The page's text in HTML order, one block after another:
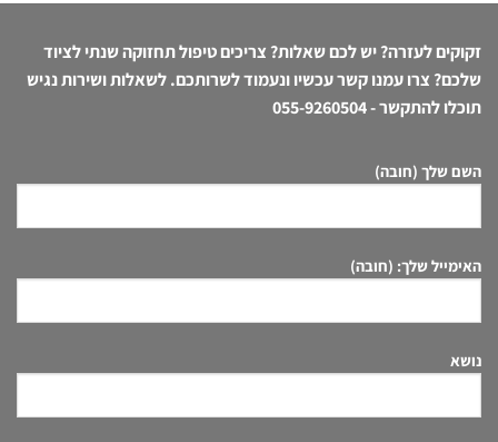
זקוקים לעזרה? יש לכם שאלות? צריכים טיפול תחזוקה שנתי לציוד
שלכם? צרו עמנו קשר עכשיו ונעמוד לשרותכם. לשאלות ושירות נגיש
תוכלו להתקשר -055-9260504
השם שלך (חובה)
האימייל שלך: (חובה)
נושא